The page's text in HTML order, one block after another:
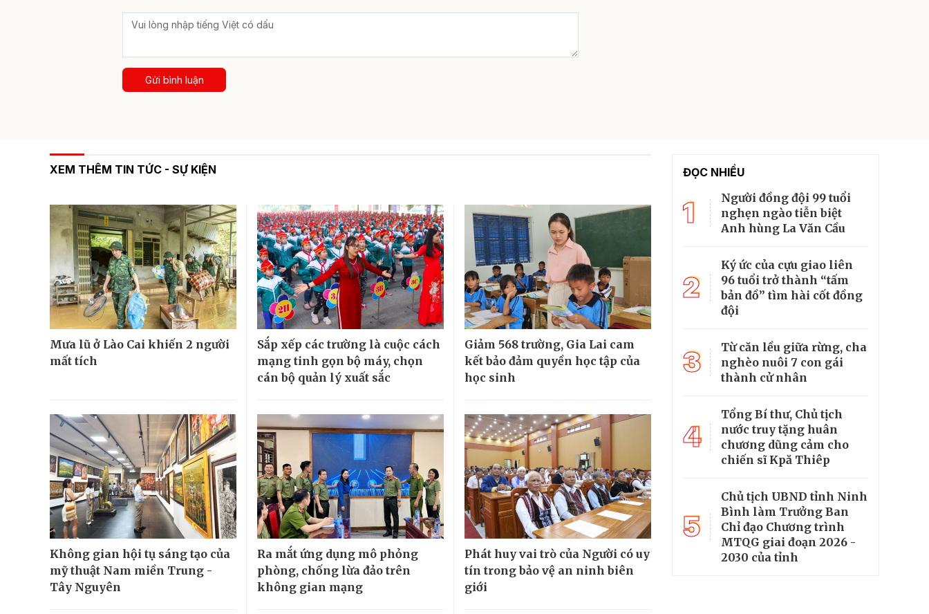
Gửi bình luận
XEM THÊM TIN TỨC - SỰ KIỆN
Mưa lũ ở Lào Cai khiến 2 người
mất tích
Sắp xếp các trường là cuộc cách
mạng tinh gọn bộ máy, chọn
cán bộ quản lý xuất sắc
Giảm 568 trường, Gia Lai cam
kết bảo đảm quyền học tập của
học sinh
Không gian hội tụ sáng tạo của
mỹ thuật Nam miền Trung -
Tây Nguyên
Ra mắt ứng dụng mô phỏng
phòng, chống lừa đảo trên
không gian mạng
Phát huy vai trò của Người có uy
tín trong bảo vệ an ninh biên
giới
ĐỌC NHIỀU
1
Người đồng đội 99 tuổi
nghẹn ngào tiễn biệt
Anh hùng La Văn Cầu
2
Ký ức của cựu giao liên
96 tuổi trở thành “tấm
bản đồ” tìm hài cốt đồng
đội
3
Từ căn lều giữa rừng, cha
nghèo nuôi 7 con gái
thành cử nhân
4
Tổng Bí thư, Chủ tịch
nước truy tặng huân
chương dũng cảm cho
chiến sĩ Kpă Thiêp
5
Chủ tịch UBND tỉnh Ninh
Bình làm Trưởng Ban
Chỉ đạo Chương trình
MTQG giai đoạn 2026 -
2030 của tỉnh